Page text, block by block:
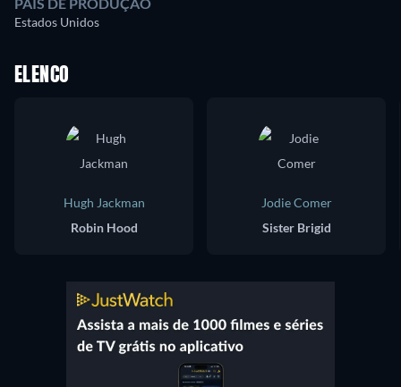
Estados Unidos
ELENCO
Hugh Jackman
Robin Hood
Jodie Comer
Sister Brigid